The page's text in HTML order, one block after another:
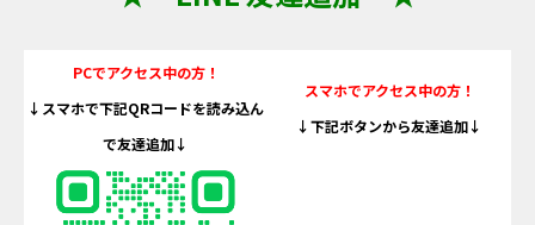
PCでアクセス中の方！
↓スマホで下記QRコードを読み込ん
で友達追加↓
スマホでアクセス中の方！
↓下記ボタンから友達追加↓